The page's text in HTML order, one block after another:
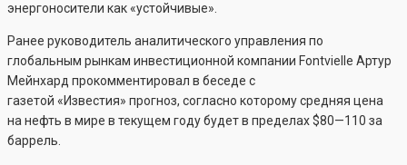
энергоносители как «устойчивые».
Ранее руководитель аналитического управления по
глобальным рынкам инвестиционной компании Fontvielle Артур
Мейнхард прокомментировал в беседе с
газетой «Известия» прогноз, согласно которому средняя цена
на нефть в мире в текущем году будет в пределах $80—110 за
баррель.